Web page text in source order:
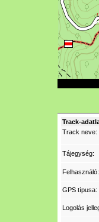
Track-
Track neve:
Tájegység:
Felhasználó:
GPS típusa:
Logolás